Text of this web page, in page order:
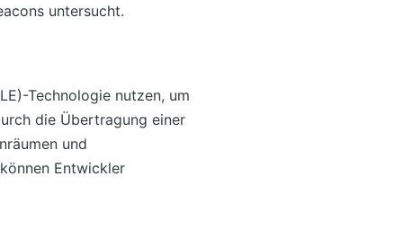
untersucht.
Technologie nutzen, um
die Übertragung einer
und
Entwickler